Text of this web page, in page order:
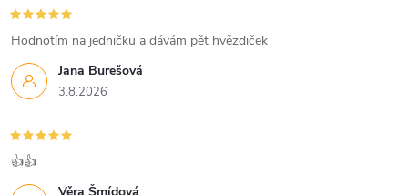
Jana Burešová
3.8.2026
Hodnotím na jedničku a dávám pět hvězdiček
Věra Šmídová
👍👍